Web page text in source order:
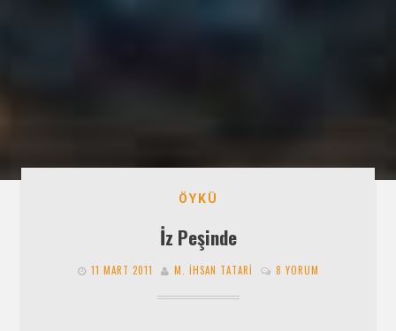
ÖYKÜ
İz Peşinde
11 MART 2011 M. İHSAN TATARI 8 YORUM